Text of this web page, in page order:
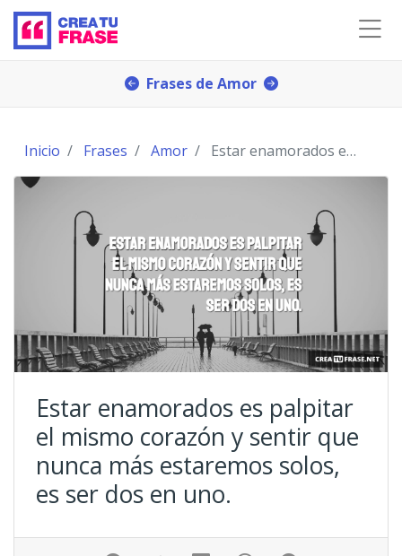
Frases de Amor
Inicio Frases Amor Estar enamorados es palpitar el mismo corazón y s
Estar enamorados es palpitar
el mismo corazón y sentir que
nunca más estaremos solos,
es ser dos en uno.